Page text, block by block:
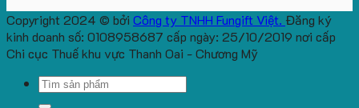
Copyright 2024 © bởi Công ty TNHH Fungift Việt. Đăng ký
kinh doanh số: 0108958687 cấp ngày: 25/10/2019 nơi cấp
Chi cục Thuế khu vực Thanh Oai - Chương Mỹ
Search